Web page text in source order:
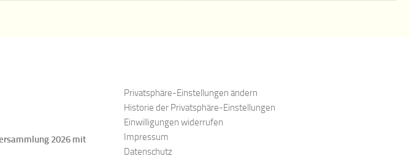
2026 mit
Privatsphäre-Einstellungen ändern
Historie der Privatsphäre-Einstellungen
Einwilligungen widerrufen
Impressum
Datenschutz